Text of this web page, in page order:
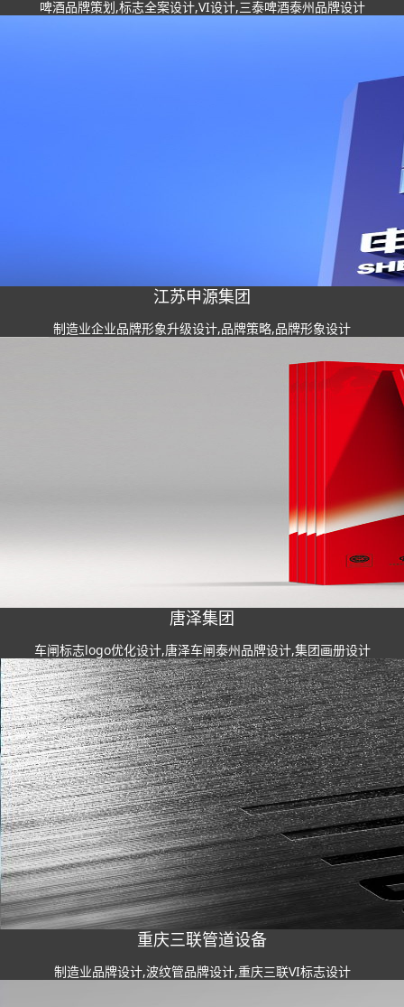
啤酒品牌策划,标志全案设计,VI设计,三泰啤酒泰州品牌设计
江苏申源集团
制造业企业品牌形象升级设计,品牌策略,品牌形象设计
唐泽集团
车闸标志logo优化设计,唐泽车闸泰州品牌设计,集团画册设计
重庆三联管道设备
制造业品牌设计,波纹管品牌设计,重庆三联VI标志设计